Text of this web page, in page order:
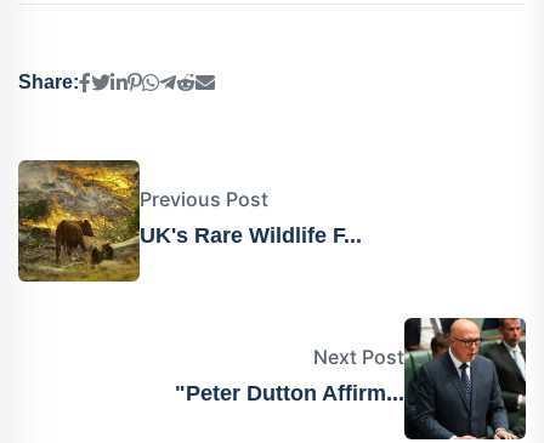
Share:
Previous Post
UK's Rare Wildlife F...
Next Post
"Peter Dutton Affirm...